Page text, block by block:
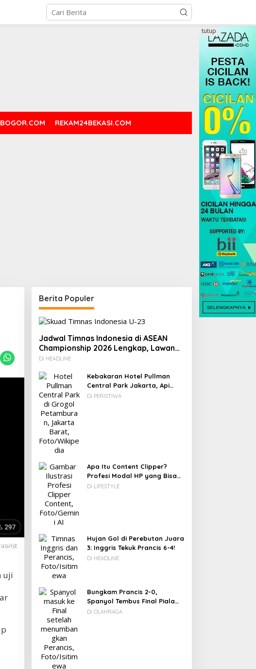
REKAM24BEKASI.COM
tutup
ist
uji
Berita Populer
Jadwal Timnas Indonesia di ASEAN
Championship 2026 Lengkap, Lawan
Kamboja hingga Vietnam
Di HEADLINE
Kebakaran Hotel Pullman
Central Park Jakarta, Api
Berawal dari Gedung Parkir
Di PERISTIWA
Apa Itu Content Clipper?
Profesi Modal HP yang Bisa
Menghasilkan Puluhan Juta
Di LIFESTYLE
Hujan Gol di Perebutan Juara
3: Inggris Tekuk Prancis 6-4!
Di HEADLINE
Bungkam Prancis 2-0,
Spanyol Tembus Final Piala
Dunia 2026
Di OLAHRAGA